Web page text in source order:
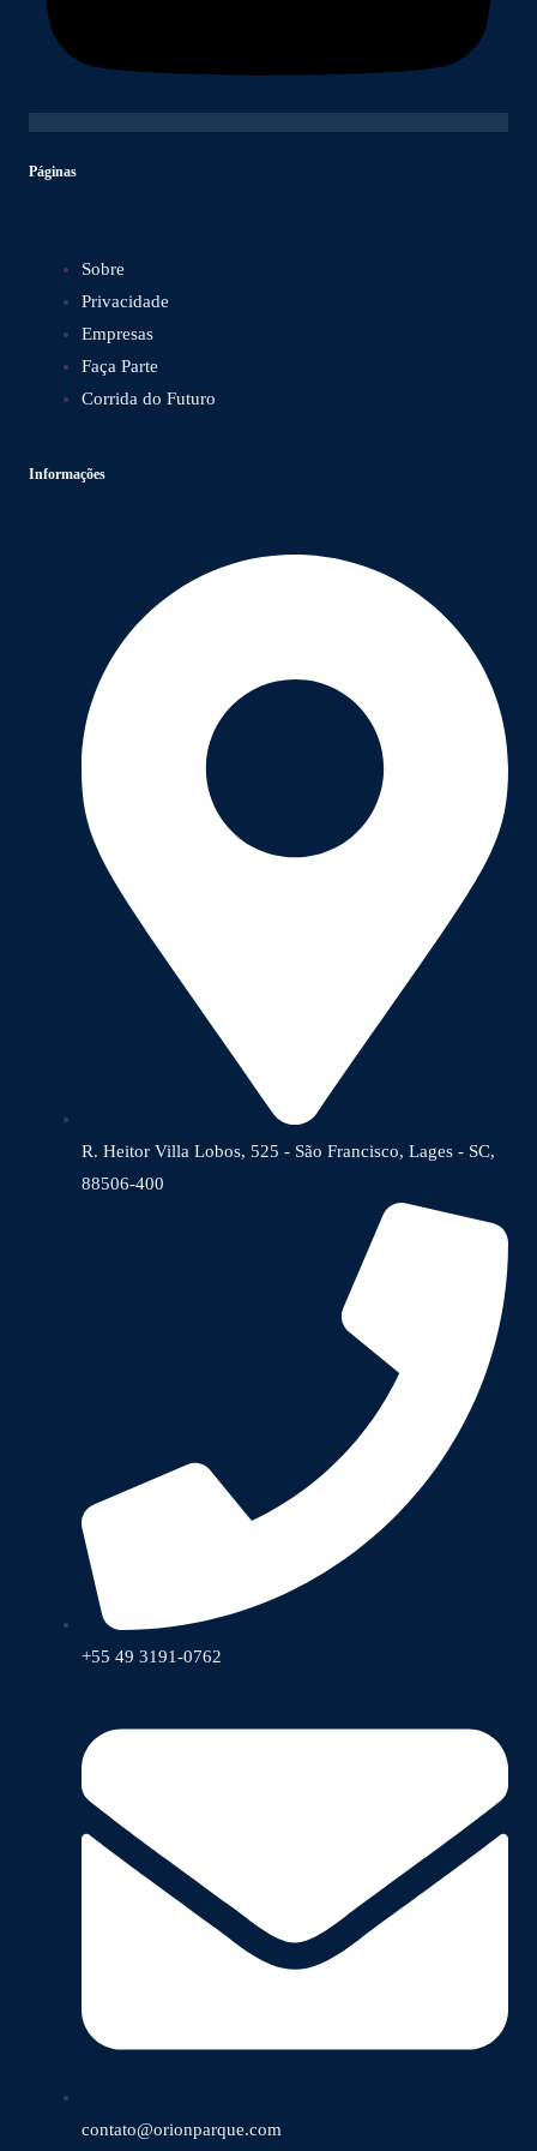
Páginas
Sobre
Privacidade
Empresas
Faça Parte
Corrida do Futuro
Informações
R. Heitor Villa Lobos, 525 - São Francisco, Lages - SC,
88506-400
+55 49 3191-0762
contato@orionparque.com